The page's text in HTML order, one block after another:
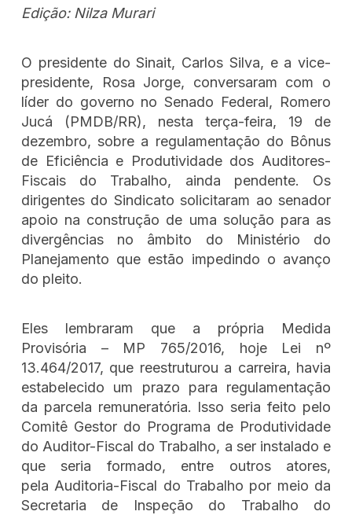
Edição: Nilza Murari
O presidente do Sinait, Carlos Silva, e a vice-
presidente, Rosa Jorge, conversaram com o
líder do governo no Senado Federal, Romero
Jucá (PMDB/RR), nesta terça-feira, 19 de
dezembro, sobre a regulamentação do Bônus
de Eficiência e Produtividade dos Auditores-
Fiscais do Trabalho, ainda pendente. Os
dirigentes do Sindicato solicitaram ao senador
apoio na construção de uma solução para as
divergências no âmbito do Ministério do
Planejamento que estão impedindo o avanço
do pleito.
Eles lembraram que a própria Medida
Provisória – MP 765/2016, hoje Lei nº
13.464/2017, que reestruturou a carreira, havia
estabelecido um prazo para regulamentação
da parcela remuneratória. Isso seria feito pelo
Comitê Gestor do Programa de Produtividade
do Auditor-Fiscal do Trabalho, a ser instalado e
que seria formado, entre outros atores,
pela Auditoria-Fiscal do Trabalho por meio da
Secretaria de Inspeção do Trabalho do